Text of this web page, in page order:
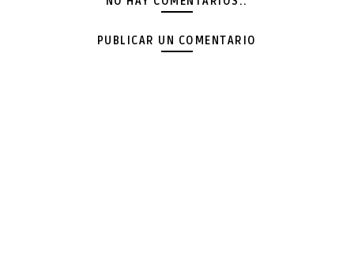
PUBLICAR UN COMENTARIO